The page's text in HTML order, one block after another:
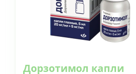
Дорзотимол капли